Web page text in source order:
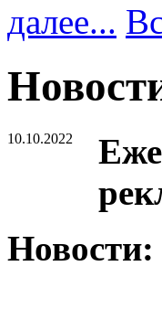
далее...
10.10.2022
Новости: